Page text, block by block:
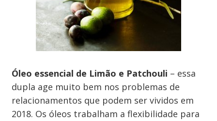
Óleo essencial de Limão e Patchouli – essa
dupla age muito bem nos problemas de
relacionamentos que podem ser vividos em
2018. Os óleos trabalham a flexibilidade para